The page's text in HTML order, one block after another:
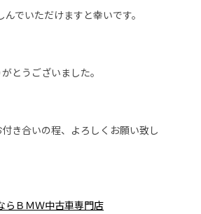
でいただけますと幸いです。
とうございました。
き合いの程、よろしくお願い致し
らＢＭＷ中古車専門店